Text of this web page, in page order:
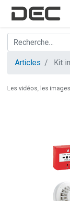
Articles Kit
Les vidéos, les